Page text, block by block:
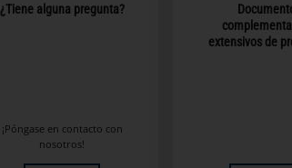
¿Tiene alguna pregunta?
¡Póngase en contacto con
nosotros!
extensivos de